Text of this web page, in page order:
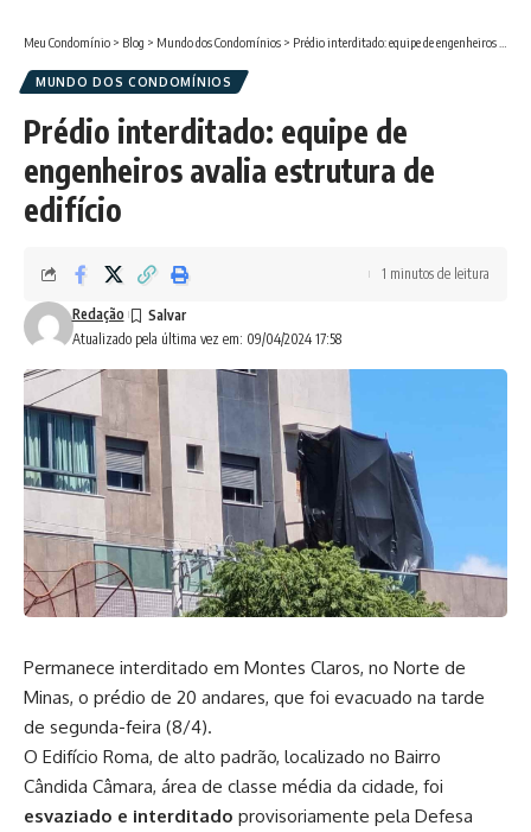
Meu Condomínio > Blog > Mundo dos Condomínios > Prédio interditado: equipe de engenheiros avalia estrutura de edifício
MUNDO DOS CONDOMÍNIOS
Prédio interditado: equipe de
engenheiros avalia estrutura de
edifício
Atualizado pela última vez em: 09/04/2024 17:58
Redação
1 minutos de leitura
Permanece interditado em Montes Claros, no Norte de
Minas, o prédio de 20 andares, que foi evacuado na tarde
de segunda-feira (8/4).
O Edifício Roma, de alto padrão, localizado no Bairro
Cândida Câmara, área de classe média da cidade, foi
esvaziado e interditado provisoriamente pela Defesa